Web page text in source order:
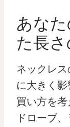
あな
た長
ネックレ
に大きく
買い方を
ドローブ